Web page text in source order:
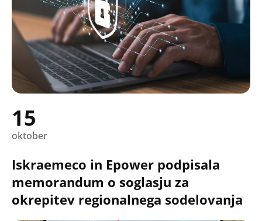
15
oktober
Iskraemeco in Epower podpisala
memorandum o soglasju za
okrepitev regionalnega sodelovanja